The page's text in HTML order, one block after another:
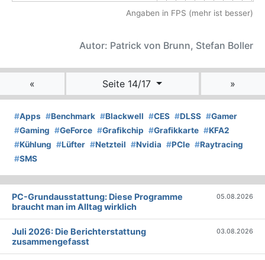
Angaben in FPS (mehr ist besser)
Autor: Patrick von Brunn, Stefan Boller
« Seite 14/17 »
#Apps #Benchmark #Blackwell #CES #DLSS #Gamer
#Gaming #GeForce #Grafikchip #Grafikkarte #KFA2
#Kühlung #Lüfter #Netzteil #Nvidia #PCIe #Raytracing
#SMS
PC-Grundausstattung: Diese Programme
braucht man im Alltag wirklich
05.08.2026
Juli 2026: Die Bericht­erstattung
zusammengefasst
03.08.2026